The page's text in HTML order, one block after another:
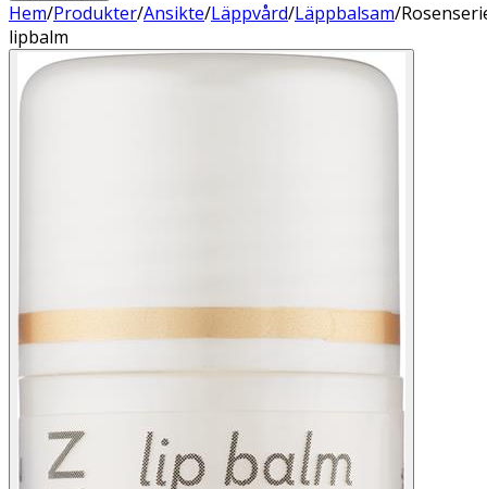
Hem/Produkter/Ansikte/Läppvård/Läppbalsam/
lipbalm